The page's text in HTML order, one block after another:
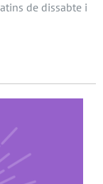
de dissabte i